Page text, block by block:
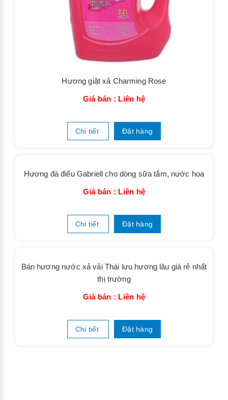
Giá bán : Liên hệ
Chi tiết Đặt hàng
Hương giặt xả Charming Rose
Giá bán : Liên hệ
Chi tiết